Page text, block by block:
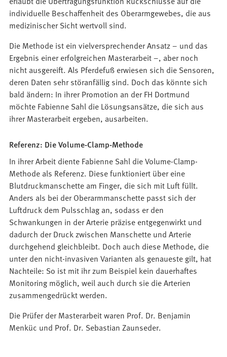
individuelle Beschaffenheit des Oberarmgewebes, die aus
medizinischer Sicht wertvoll sind.
Die Methode ist ein vielversprechender Ansatz – und das
Ergebnis einer erfolgreichen Masterarbeit –, aber noch
nicht ausgereift. Als Pferdefuß erwiesen sich die Sensoren,
deren Daten sehr störanfällig sind. Doch das könnte sich
bald ändern: In ihrer Promotion an der FH Dortmund
möchte Fabienne Sahl die Lösungsansätze, die sich aus
ihrer Masterarbeit ergeben, ausarbeiten.
Referenz: Die Volume-Clamp-Methode
In ihrer Arbeit diente Fabienne Sahl die Volume-Clamp-
Methode als Referenz. Diese funktioniert über eine
Blutdruckmanschette am Finger, die sich mit Luft füllt.
Anders als bei der Oberarmmanschette passt sich der
Luftdruck dem Pulsschlag an, sodass er den
Schwankungen in der Arterie präzise entgegenwirkt und
dadurch der Druck zwischen Manschette und Arterie
durchgehend gleichbleibt. Doch auch diese Methode, die
unter den nicht-invasiven Varianten als genaueste gilt, hat
Nachteile: So ist mit ihr zum Beispiel kein dauerhaftes
Monitoring möglich, weil auch durch sie die Arterien
zusammengedrückt werden.
Die Prüfer der Masterarbeit waren Prof. Dr. Benjamin
Menküc und Prof. Dr. Sebastian Zaunseder.